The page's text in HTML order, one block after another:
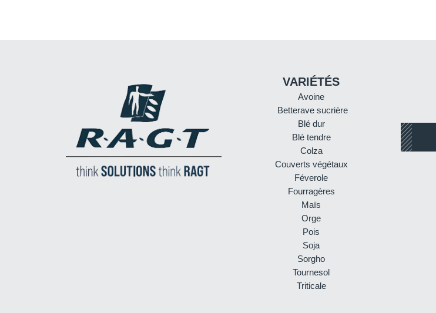
VARIÉTÉS
Avoine
Betterave sucrière
Blé dur
Blé tendre
Colza
Couverts végétaux
Féverole
Fourragères
Maïs
Orge
Pois
Soja
Sorgho
Tournesol
Triticale